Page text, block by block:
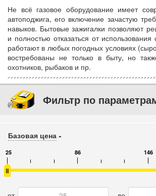
Не всё газовое оборудование имеет
автоподжига, его включение зачастую
навыков. Бытовые зажигалки позволяют
и полностью отказаться от использования
работают в любых погодных условиях
востребованы не только в быту, но
охотников, рыбаков и пр.
Фильтр по
Базовая цена
25 86 146